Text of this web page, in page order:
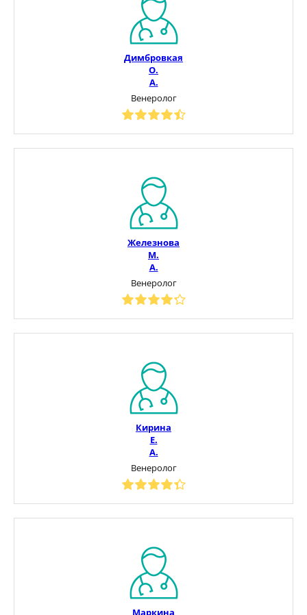
Димбровкая
О.
А.
Венеролог
Железнова
М.
А.
Венеролог
Кирина
Е.
А.
Венеролог
Маркина